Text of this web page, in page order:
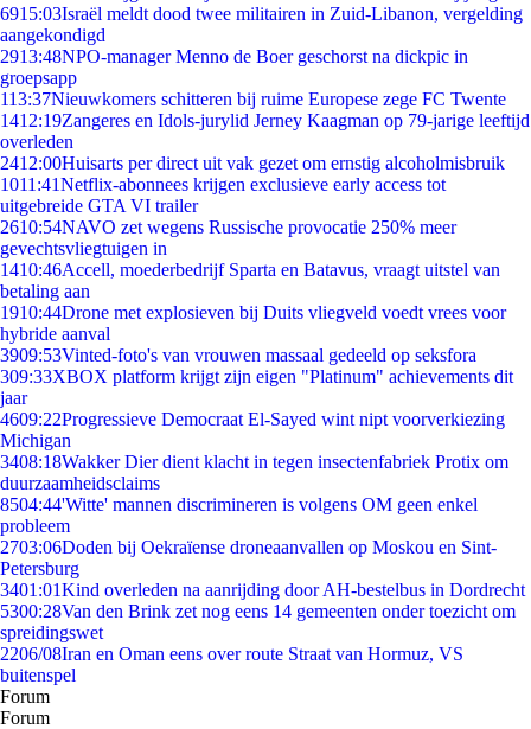
6915:03Israël meldt dood twee militairen in Zuid-Libanon, vergelding
aangekondigd
2913:48NPO-manager Menno de Boer geschorst na dickpic in
groepsapp
113:37Nieuwkomers schitteren bij ruime Europese zege FC Twente
1412:19Zangeres en Idols-jurylid Jerney Kaagman op 79-jarige leeftijd
overleden
2412:00Huisarts per direct uit vak gezet om ernstig alcoholmisbruik
1011:41Netflix-abonnees krijgen exclusieve early access tot
uitgebreide GTA VI trailer
2610:54NAVO zet wegens Russische provocatie 250% meer
gevechtsvliegtuigen in
1410:46Accell, moederbedrijf Sparta en Batavus, vraagt uitstel van
betaling aan
1910:44Drone met explosieven bij Duits vliegveld voedt vrees voor
hybride aanval
3909:53Vinted-foto's van vrouwen massaal gedeeld op seksfora
309:33XBOX platform krijgt zijn eigen "Platinum" achievements dit
jaar
4609:22Progressieve Democraat El-Sayed wint nipt voorverkiezing
Michigan
3408:18Wakker Dier dient klacht in tegen insectenfabriek Protix om
duurzaamheidsclaims
8504:44'Witte' mannen discrimineren is volgens OM geen enkel
probleem
2703:06Doden bij Oekraïense droneaanvallen op Moskou en Sint-
Petersburg
3401:01Kind overleden na aanrijding door AH-bestelbus in Dordrecht
5300:28Van den Brink zet nog eens 14 gemeenten onder toezicht om
spreidingswet
2206/08Iran en Oman eens over route Straat van Hormuz, VS
buitenspel
Forum
Forum